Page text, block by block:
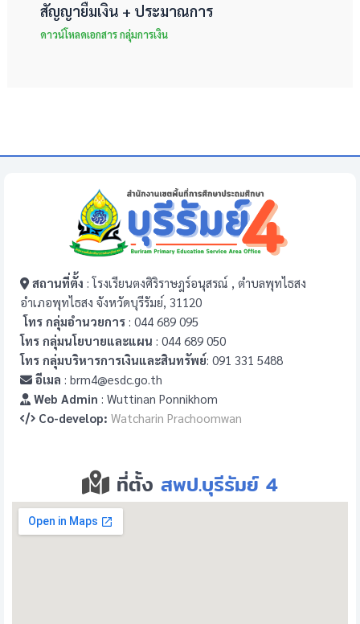
สัญญายืมเงิน + ประมาณการ
ดาวน์โหลดเอกสาร กลุ่มการเงิน
สถานที่ตั้ง : โรงเรียนตงศิริราษฎร์อนุสรณ์ , ตำบลพุทไธสง
อำเภอพุทไธสง จังหวัดบุรีรัมย์, 31120
โทร กลุ่มอำนวยการ : 044 689 095
โทร กลุ่มนโยบายและแผน : 044 689 050
โทร กลุ่มบริหารการเงินและสินทรัพย์: 091 331 5488
อีเมล : brm4@esdc.go.th
Web Admin : Wuttinan Ponnikhom
Co-develop: Watcharin Prachoomwan
ที่ตั้ง สพป.บุรีรัมย์ 4